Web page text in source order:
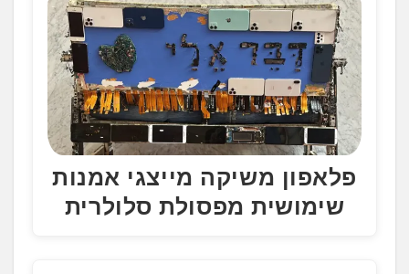
פלאפון משיקה מייצגי אמנות
שימושית מפסולת סלולרית